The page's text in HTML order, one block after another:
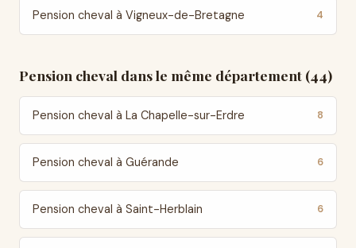
Pension cheval à Vigneux-de-Bretagne 4
Pension cheval dans le même département (44)
Pension cheval à La Chapelle-sur-Erdre 8
Pension cheval à Guérande 6
Pension cheval à Saint-Herblain 6